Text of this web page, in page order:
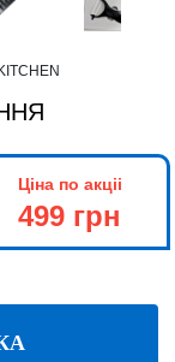
Ціна по акціі
499 грн